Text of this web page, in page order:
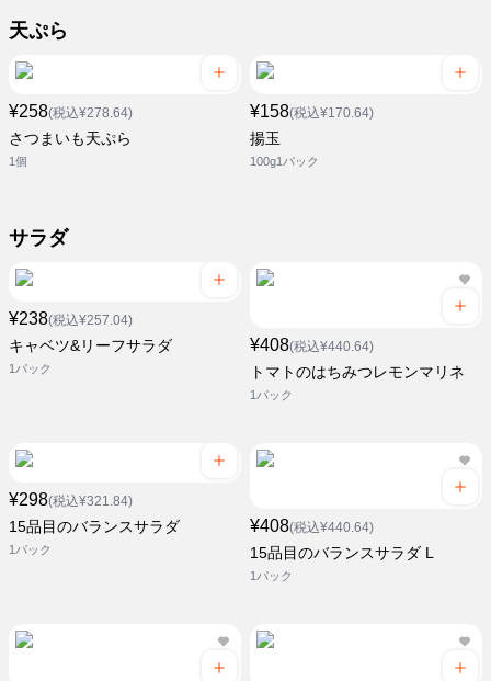
天ぷら
¥258(税込¥278.64)
さつまいも天ぷら
1個
¥158(税込¥170.64)
揚玉
100g1パック
サラダ
¥238(税込¥257.04)
キャベツ&リーフサラダ
1パック
¥408(税込¥440.64)
トマトのはちみつレモンマリネ
1パック
¥298(税込¥321.84)
15品目のバランスサラダ
1パック
¥408(税込¥440.64)
15品目のバランスサラダ L
1パック